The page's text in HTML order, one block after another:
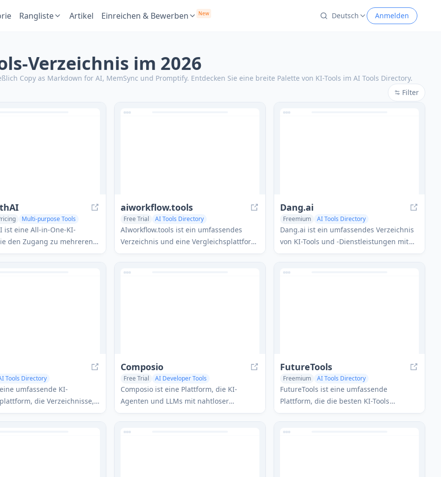
Rangliste Artikel Einreichen & Bewerben New Deutsch Anmelden
Verzeichnis im 2026
Copy as Markdown for AI, MemSync und Promptify. Entdecken Sie eine breite Palette von KI-Tools im AI Tools Directory.
Filter
Multi-purpose Tools
Large Language Models (LLMs)
ist eine All-in-One-KI-
den Zugang zu mehreren
Modellen wie ChatGPT,
Benutzeroberfläche für
aiworkflow.tools
Free Trial
AI Tools Directory
No-Code & Low-Code
Workflow & SOP Management
AIworkflow.tools ist ein umfassendes
Verzeichnis und eine Vergleichsplattform,
die die besten AI-Workflow-
Unternehmen zu helfen, ihre Prozesse zu
Dang.ai
Freemium AI Tools Directory
Dang.ai ist ein umfassendes Verzeichnis
von KI-Tools und -Dienstleistungen mit
über 5000 KI-Tools in verschiedenen
Tools Directory
AI Podcast Assistant
umfassende KI-
die Verzeichnisse,
Tools anbietet, um
Composio
Free Trial
AI Developer Tools
Large Language Models (LLMs)
AI Tools Directory
Composio ist eine Plattform, die KI-
Agenten und LLMs mit nahtloser
Integration zu über 150 externen Tools
FutureTools
Freemium
AI Tools Directory
AI Productivity Tools
AI Developer Tools
FutureTools ist eine umfassende
Plattform, die die besten KI-Tools
sammelt, organisiert und präsentiert, um